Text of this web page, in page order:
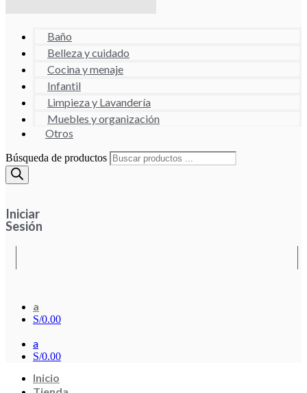
Baño
Belleza y cuidado
Cocina y menaje
Infantil
Limpieza y Lavandería
Muebles y organización
Otros
Búsqueda de productos
Iniciar
Sesión
a
S/0.00
a
S/0.00
Inicio